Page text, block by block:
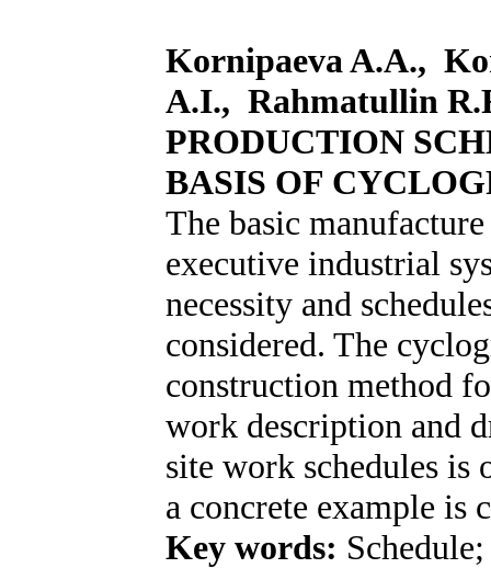
Kornipaeva A.A.,
A.I., Rahmatullin
PRODUCTION
BASIS OF
The basic
executive industrial
necessity and
considered. The
construction method
work description and
site work schedules is
a concrete example is
Key words: